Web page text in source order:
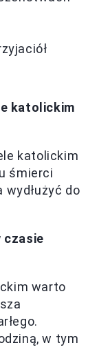
katolickim
katolickim
śmierci
wydłużyć do
czasie
warto
w tym